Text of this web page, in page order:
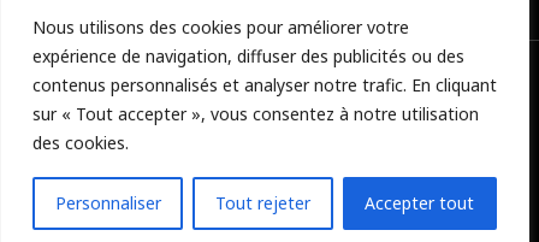
Nous utilisons des cookies pour améliorer votre
expérience de navigation, diffuser des publicités ou des
contenus personnalisés et analyser notre trafic. En cliquant
sur « Tout accepter », vous consentez à notre utilisation
des cookies.
Personnaliser Tout rejeter Accepter tout
© 2026 Weekly Journal, Inc. All Rights Reserved
Facebook
YoutubeLivestream
Twitter